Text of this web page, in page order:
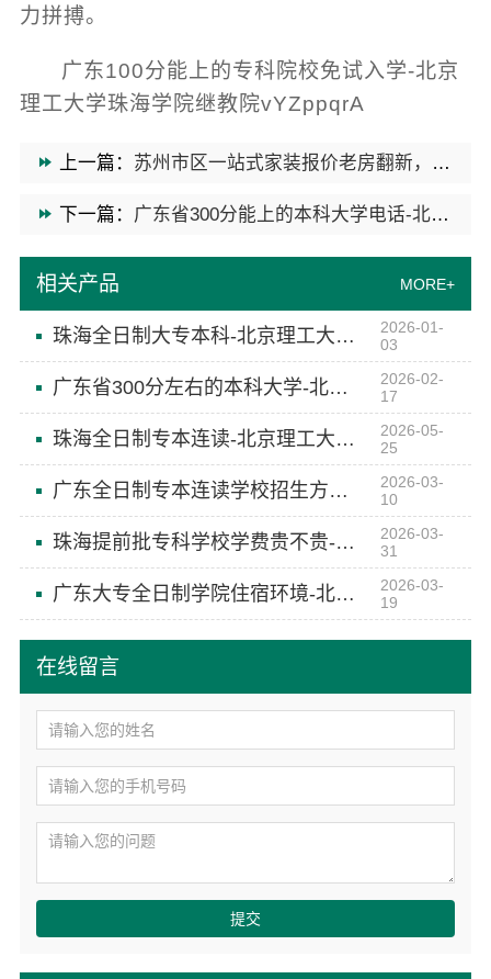
在线留言
提交
力拼搏。
广东100分能上的专科院校免试入学-北京
理工大学珠海学院继教院vYZppqrA
上一篇： 苏州市区一站式家装报价老房翻新，苏州百年豪庭来助力
下一篇： 广东省300分能上的本科大学电话-北京理工大学珠海学院继教院
相关产品 MORE+
珠海全日制大专本科-北京理工大学珠海学院继续教育学院
2026-01-
03
广东省300分左右的本科大学-北京理工大学珠海学院继续教育学院
2026-02-
17
珠海全日制专本连读-北京理工大学珠海学院继续教育学院
2026-05-
25
广东全日制专本连读学校招生方式-北京理工大学珠海学院继续教育学院
2026-03-
10
珠海提前批专科学校学费贵不贵-北京理工大学珠海学院继续教育学院
2026-03-
31
广东大专全日制学院住宿环境-北京理工大学珠海学院继续教育学院
2026-03-
19